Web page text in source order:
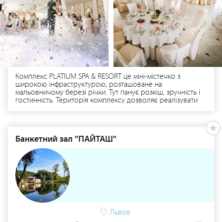
Комплекс PLATIUM SPA & RESORT це міні-містечко з
широкою інфраструктурою, розташоване на
мальовничому березі річки. Тут панує розкіш, зручність і
гостинність. Територія комплексу дозволяє реалізувати
Банкетний зал "ПАЙТАШ"
Львов